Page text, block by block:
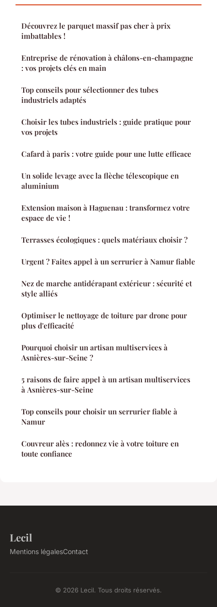
Découvrez le parquet massif pas cher à prix
imbattables !
Entreprise de rénovation à châlons-en-champagne
: vos projets clés en main
Top conseils pour sélectionner des tubes
industriels adaptés
Choisir les tubes industriels : guide pratique pour
vos projets
Cafard à paris : votre guide pour une lutte efficace
Un solide levage avec la flèche télescopique en
aluminium
Extension maison à Haguenau : transformez votre
espace de vie !
Terrasses écologiques : quels matériaux choisir ?
Urgent ? Faites appel à un serrurier à Namur fiable
Nez de marche antidérapant extérieur : sécurité et
style alliés
Optimiser le nettoyage de toiture par drone pour
plus d'efficacité
Pourquoi choisir un artisan multiservices à
Asnières-sur-Seine ?
5 raisons de faire appel à un artisan multiservices
à Asnières-sur-Seine
Top conseils pour choisir un serrurier fiable à
Namur
Couvreur alès : redonnez vie à votre toiture en
toute confiance
Lecil
Mentions légalesContact
© 2026 Lecil. Tous droits réservés.